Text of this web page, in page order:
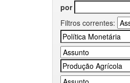
por
Filtros correntes: